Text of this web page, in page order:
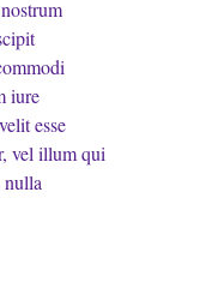
iure
esse
vel illum qui